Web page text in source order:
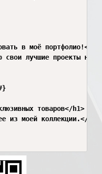
в моё портфолио!</
свои лучшие проекты на
товаров</h1>
из моей коллекции.</p>